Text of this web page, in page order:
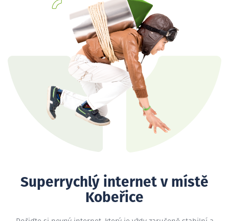
Superrychlý internet v místě
Kobeřice